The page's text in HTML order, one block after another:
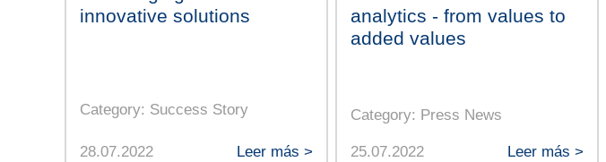
innovative solutions
Category: Success Story
28.07.2022 Leer más >
analytics - from values to
added values
Category: Press News
25.07.2022 Leer más >